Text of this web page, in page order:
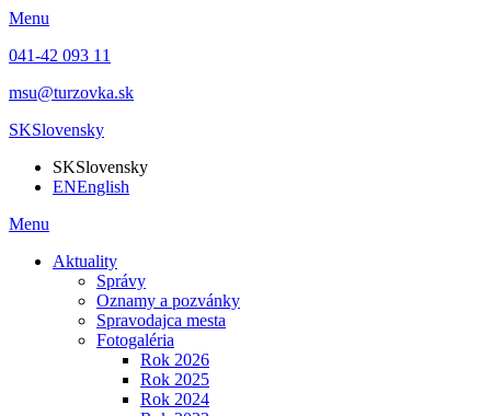
Menu
041-42 093 11
msu@turzovka.sk
SKSlovensky
SKSlovensky
ENEnglish
Menu
Aktuality
Správy
Oznamy a pozvánky
Spravodajca mesta
Fotogaléria
Rok 2026
Rok 2025
Rok 2024